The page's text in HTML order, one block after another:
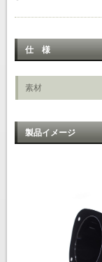
仕 様
素材
製品イメージ